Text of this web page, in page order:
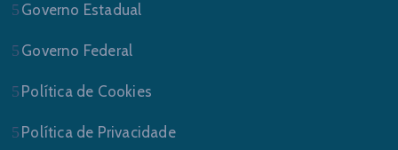
Governo Estadual
Governo Federal
Política de Cookies
Política de Privacidade